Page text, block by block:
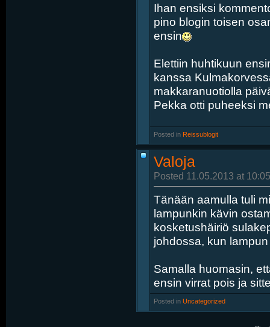
Ihan ensiksi
pino blogin toisen
ensin
Elettiin huhtikuun
kanssa
makkaranuotiolla
Pekka otti puheeksi
Posted in Reissublogit
Valoja
Posted 11.05.2013 at
Tänään aamulla tuli
lampunkin kävin
kosketushäiriö
johdossa, kun lampun
Samalla huomasin,
ensin virrat pois ja
Posted in Uncategorized